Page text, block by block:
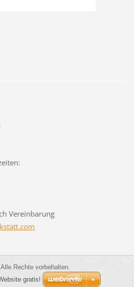
Vereinbarung
att.com
Rechte vorbehalten.
gratis!